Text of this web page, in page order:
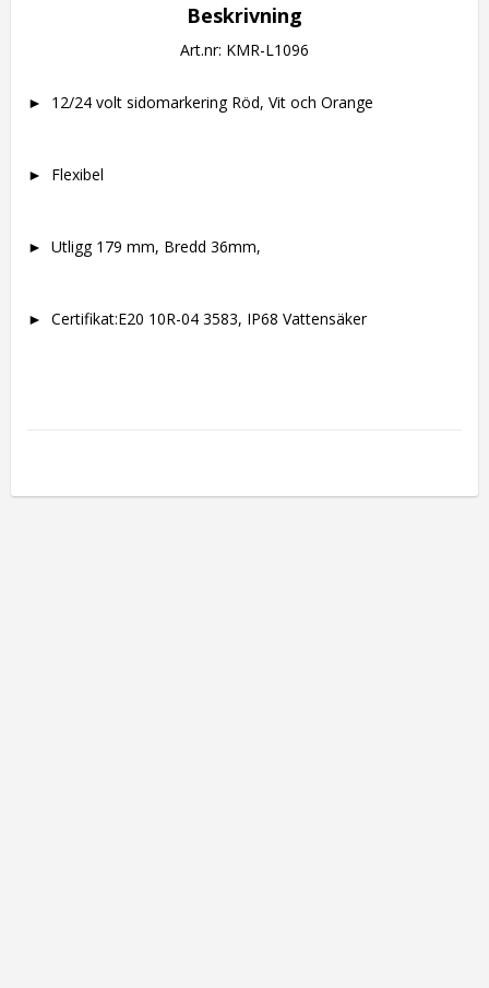
Beskrivning
Art.nr: KMR-L1096
►  12/24 volt sidomarkering Röd, Vit och Orange
►  Flexibel
►  Utligg 179 mm, Bredd 36mm,
►  Certifikat:E20 10R-04 3583, IP68 Vattensäker